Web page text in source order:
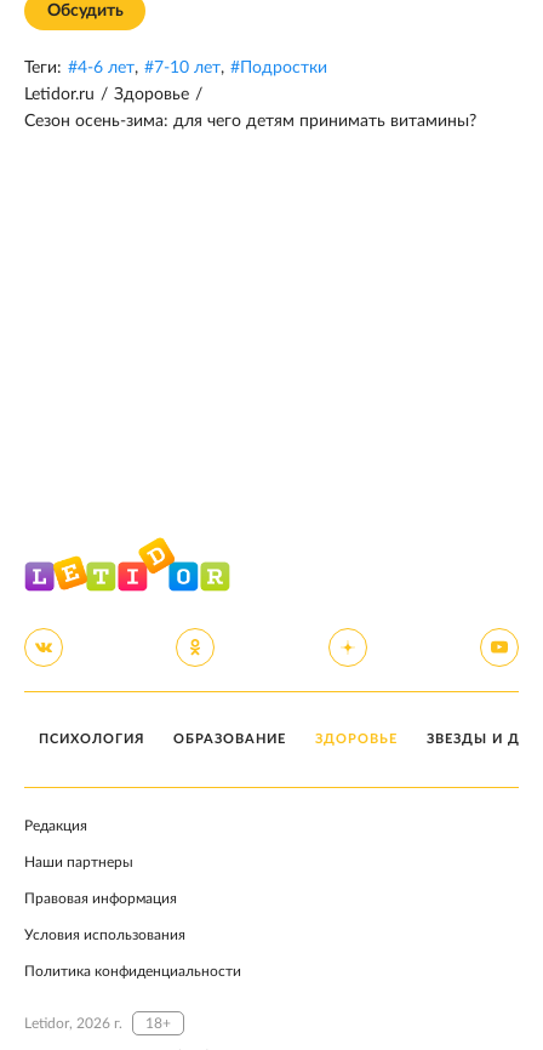
Обсудить
Теги: #4-6 лет, #7-10 лет, # Подростки
Letidor.ru / Здоровье /
Сезон осень-зима: для чего детям принимать витамины?
ПСИХОЛОГИЯ ОБРАЗОВАНИЕ ЗДОРОВЬЕ ЗВЕЗДЫ И
Редакция
Наши партнеры
Правовая информация
Условия использования
Политика конфиденциальности
Letidor, 2026 г. 18+